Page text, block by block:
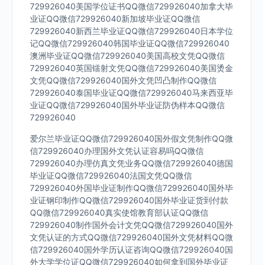
729926040美国学位证书QQ微信729926040加拿大毕
业证QQ微信729926040新加坡毕业证QQ微信
729926040新西兰毕业证QQ微信729926040日本学位
记QQ微信729926040韩国毕业证QQ微信729926040
澳洲毕业证QQ微信729926040美国高校文凭QQ微信
729926040英国镭射文凭QQ微信729926040美国烫金
文凭QQ微信729926040国外文凭凹凸制作QQ微信
729926040泰国毕业证QQ微信729926040马来西亚毕
业证QQ微信729926040国外毕业证防伪样本QQ微信
729926040
爱尔兰毕业证QQ微信729926040国外假文凭制作QQ微
信729926040办理国外文凭认证容易吗QQ微信
729926040办理仿真文凭业务QQ微信729926040德国
毕业证QQ微信729926040法国文凭QQ微信
729926040外国毕业证制作QQ微信729926040国外毕
业证钢印制作QQ微信729926040国外毕业证货到付款
QQ微信729926040真实使馆教育部认证QQ微信
729926040制作国外会计文凭QQ微信729926040国外
文凭认证的方式QQ微信729926040国外文凭材料QQ微
信729926040国外学历认证咨询QQ微信729926040国
外大学学位证QQ微信729926040如何拿到国外毕业证